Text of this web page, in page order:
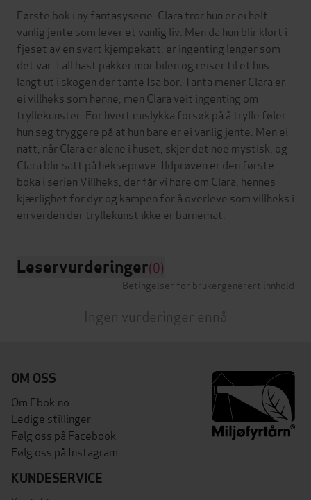
Første bok i ny fantasyserie. Clara tror hun er ei helt
vanlig jente som lever et vanlig liv. Men da hun blir klort i
fjeset av en svart kjempekatt, er ingenting lenger som
det var. I all hast pakker mor bilen og reiser til et hus
langt ut i skogen der tante Isa bor. Tanta mener Clara er
ei villheks som henne, men Clara veit ingenting om
tryllekunster. For hvert mislykka forsøk på å trylle føler
hun seg tryggere på at hun bare er ei vanlig jente. Men ei
natt, når Clara er alene i huset, skjer det noe mystisk, og
Clara blir satt på hekseprøve. Ildprøven er den første
boka i serien Villheks, der får vi høre om Clara, hennes
kjærlighet for dyr og kampen for å overleve som villheks i
Leservurderinger(0)
Betingelser for brukergenerert innhold
Ingen vurderinger ennå
OM OSS
Om Ebok.no
Ledige stillinger
Følg oss på Facebook
Følg oss på Instagram
KUNDESERVICE